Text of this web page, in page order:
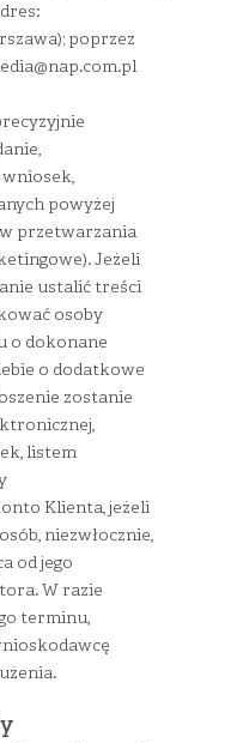
poprzez
wniosek,
powyżej
przetwarzania
Jeżeli
ustalić treści
osoby
o dokonane
o dodatkowe
zostanie
listem
Klienta, jeżeli
niezwłocznie,
od jego
W razie
terminu,